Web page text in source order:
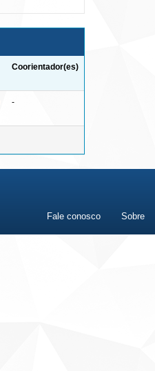
Coorientador(es)
-
Fale conosco Sobre